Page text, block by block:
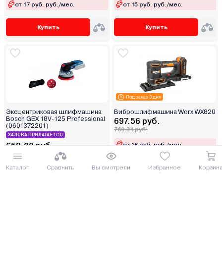
Каталог Сравнить Вы смотрели Избранное
от 17 руб. руб./мес.
Купить
от 15 руб. руб./мес.
Купить
Эксцентриковая шлифмашина
Bosch GEX 18V-125 Professional
(0601372201)
ХАЛЯВА ПРИЛАГАЕТСЯ
653.00 руб.
711.77 руб.
от 17 руб. руб./мес.
Под заказ 3 дня
Виброшлифмашина Worx WX820
697.56 руб.
760.34 руб.
от 18 руб. руб./мес.